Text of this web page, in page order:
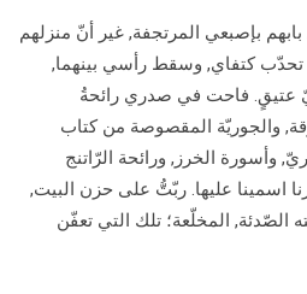
بإصبعي المرتجفة, غير أنّ منزلهم
كتفاي, وسقط رأسي بينهما,
عتيقٍ. فاحت في صدري رائحةُ
والجوريّة المقصوصة من كتاب
وأسورة الخرز, ورائحة الرّاتنج
اسمينا عليها. ربّتُّ على حزن البيت,
الصّدئة, المخلّعة؛ تلك التي تعفّن